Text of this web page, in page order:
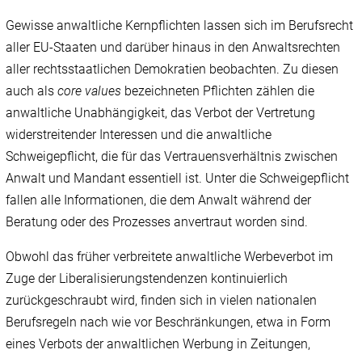
Gewisse anwaltliche Kernpflichten lassen sich im Berufsrecht
aller EU-Staaten und darüber hinaus in den Anwaltsrechten
aller rechtsstaatlichen Demokratien beobachten. Zu diesen
auch alscore values bezeichneten Pflichten zählen die
anwaltliche Unabhängigkeit, das Verbot der Vertretung
widerstreitender Interessen und die anwaltliche
Schweigepflicht, die für das Vertrauensverhältnis zwischen
Anwalt und Mandant essentiell ist. Unter die Schweigepflicht
fallen alle Informationen, die dem Anwalt während der
Beratung oder des Prozesses anvertraut worden sind.
Obwohl das früher verbreitete anwaltliche Werbeverbot im
Zuge der Liberalisierungstendenzen kontinuierlich
zurückgeschraubt wird, finden sich in vielen nationalen
Berufsregeln nach wie vor Beschränkungen, etwa in Form
eines Verbots der anwaltlichen Werbung in Zeitungen,